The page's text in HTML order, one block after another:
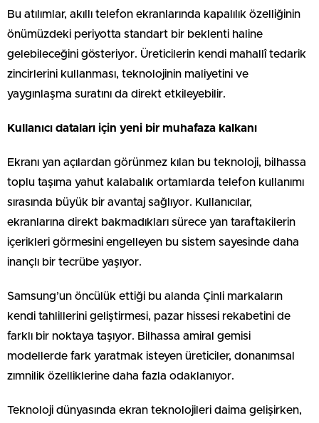
Bu atılımlar, akıllı telefon ekranlarında kapalılık özelliğinin
önümüzdeki periyotta standart bir beklenti haline
gelebileceğini gösteriyor. Üreticilerin kendi mahallî tedarik
zincirlerini kullanması, teknolojinin maliyetini ve
yaygınlaşma suratını da direkt etkileyebilir.
Kullanıcı dataları için yeni bir muhafaza kalkanı
Ekranı yan açılardan görünmez kılan bu teknoloji, bilhassa
toplu taşıma yahut kalabalık ortamlarda telefon kullanımı
sırasında büyük bir avantaj sağlıyor. Kullanıcılar,
ekranlarına direkt bakmadıkları sürece yan taraftakilerin
içerikleri görmesini engelleyen bu sistem sayesinde daha
inançlı bir tecrübe yaşıyor.
Samsung’un öncülük ettiği bu alanda Çinli markaların
kendi tahlillerini geliştirmesi, pazar hissesi rekabetini de
farklı bir noktaya taşıyor. Bilhassa amiral gemisi
modellerde fark yaratmak isteyen üreticiler, donanımsal
zımnilik özelliklerine daha fazla odaklanıyor.
Teknoloji dünyasında ekran teknolojileri daima gelişirken,